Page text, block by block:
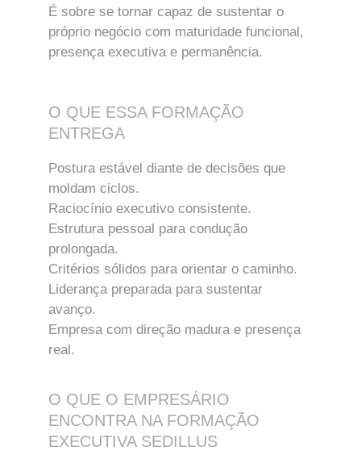
É sobre se tornar capaz de sustentar o
próprio negócio com maturidade funcional,
presença executiva e permanência.
O QUE ESSA FORMAÇÃO
ENTREGA
Postura estável diante de decisões que
moldam ciclos.
Raciocínio executivo consistente.
Estrutura pessoal para condução
prolongada.
Critérios sólidos para orientar o caminho.
Liderança preparada para sustentar
avanço.
Empresa com direção madura e presença
real.
O QUE O EMPRESÁRIO
ENCONTRA NA FORMAÇÃO
EXECUTIVA SEDILLUS